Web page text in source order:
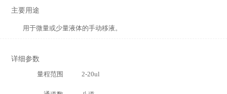
主要用途
用于微量或少量液体的手动移液。
详细参数
量程范围
2-20ul